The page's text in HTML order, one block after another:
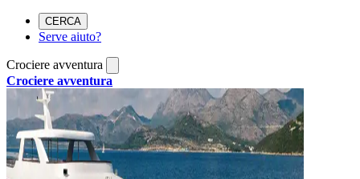
CERCA
Serve aiuto?
Crociere avventura
Crociere avventura